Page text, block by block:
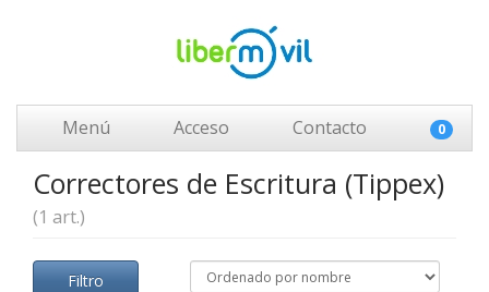
Menú Acceso Contacto 0
Correctores de Escritura (Tippex)
(1 art.)
Filtro